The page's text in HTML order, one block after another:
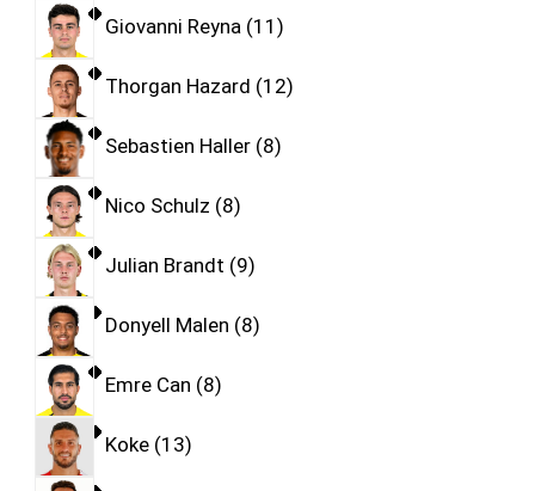
Giovanni Reyna 11
Thorgan Hazard 12
Sebastien Haller 8
Nico Schulz 8
Julian Brandt 9
Donyell Malen 8
Emre Can 8
Koke 13